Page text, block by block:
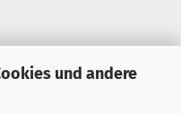
und andere